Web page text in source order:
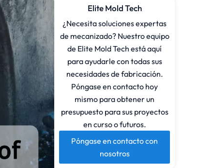
Elite Mold Tech
¿Necesita soluciones expertas
de mecanizado? Nuestro equipo
de Elite Mold Tech está aquí
para ayudarle con todas sus
necesidades de fabricación.
Póngase en contacto hoy
mismo para obtener un
presupuesto para sus proyectos
en curso o futuros.
Póngase en contacto con
nosotros